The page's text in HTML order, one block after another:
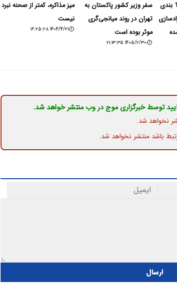
در یادداشت تفاهم 14 بندی
سفر وزیر کشور پاکستان به
تهران در روند میانجی‌گری
موثر بوده است
۱۴۰۵/۲/۳۰ ۲۱:۱۳:۳۵
میز مذاکره، کمتر از صحنه نبرد
نیست
۱۴۰۴/۴/۲۱ ۱۶:۲۵:۲۸
توسط خبرگزاری موج در وب منتشر خواهد شد.
نخواهد شد.
باشد منتشر نخواهد شد.
ارسال